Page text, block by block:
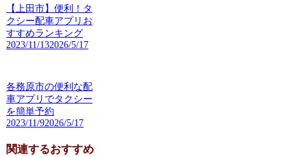
【上田市】便利！タ
クシー配車アプリお
すすめランキング
2023/11/132026/5/17
各務原市の便利な配
車アプリでタクシー
を簡単予約
2023/11/92026/5/17
関連するおすすめ